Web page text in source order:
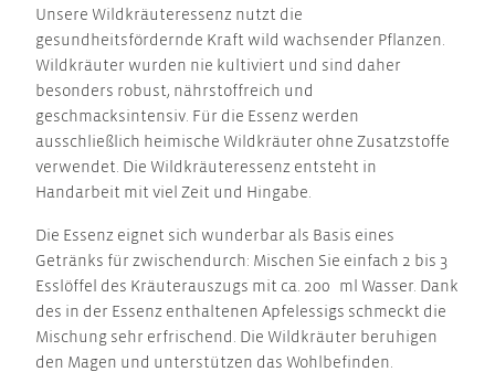
Unsere Wildkräuteressenz nutzt die
gesundheitsfördernde Kraft wild wachsender Pflanzen.
Wildkräuter wurden nie kultiviert und sind daher
besonders robust, nährstoffreich und
geschmacksintensiv. Für die Essenz werden
ausschließlich heimische Wildkräuter ohne Zusatzstoffe
verwendet. Die Wildkräuteressenz entsteht in
Handarbeit mit viel Zeit und Hingabe.
Die Essenz eignet sich wunderbar als Basis eines
Getränks für zwischendurch: Mischen Sie einfach 2 bis 3
Esslöffel des Kräuterauszugs mit ca. 200 ml Wasser. Dank
des in der Essenz enthaltenen Apfelessigs schmeckt die
Mischung sehr erfrischend. Die Wildkräuter beruhigen
den Magen und unterstützen das Wohlbefinden.